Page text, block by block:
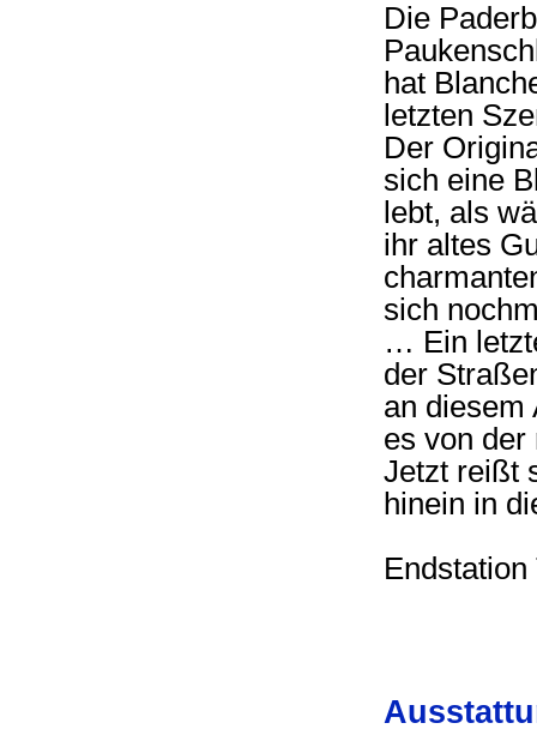
Die
hat
letzten
Der
sich eine
lebt, als
ihr altes
sich
… Ein
der
an diesem
es von der
Jetzt reißt
hinein in